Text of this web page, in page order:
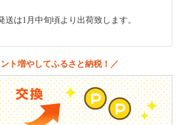
は1月中旬頃より出荷致します。
ト増やしてふるさと納税！／